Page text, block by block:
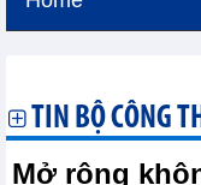
TIN BỘ CÔNG
Mở rộng